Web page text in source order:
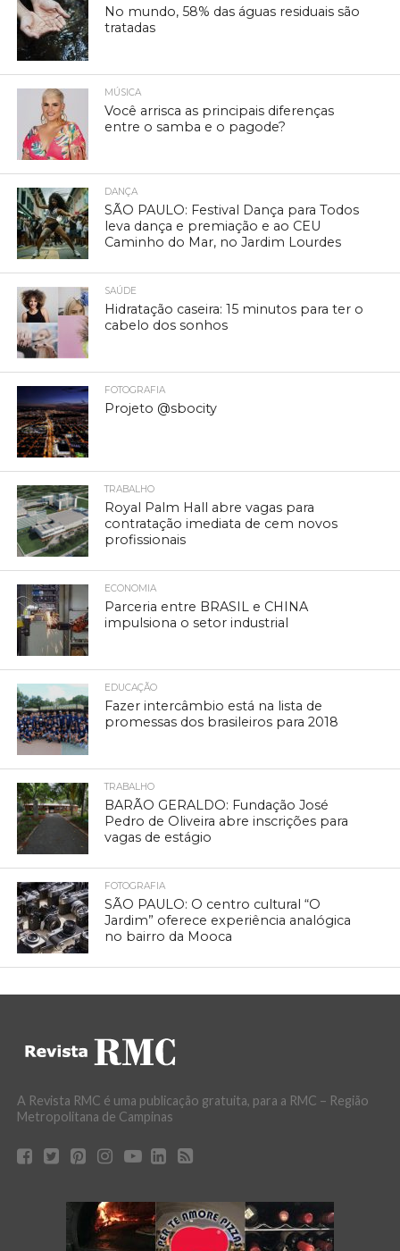
No mundo, 58% das águas residuais são
tratadas
MÚSICA
Você arrisca as principais diferenças
entre o samba e o pagode?
DANÇA
SÃO PAULO: Festival Dança para Todos
leva dança e premiação e ao CEU
Caminho do Mar, no Jardim Lourdes
SAÚDE
Hidratação caseira: 15 minutos para ter o
cabelo dos sonhos
FOTOGRAFIA
Projeto @sbocity
TRABALHO
Royal Palm Hall abre vagas para
contratação imediata de cem novos
profissionais
ECONOMIA
Parceria entre BRASIL e CHINA
impulsiona o setor industrial
EDUCAÇÃO
Fazer intercâmbio está na lista de
promessas dos brasileiros para 2018
TRABALHO
BARÃO GERALDO: Fundação José
Pedro de Oliveira abre inscrições para
vagas de estágio
FOTOGRAFIA
SÃO PAULO: O centro cultural “O
Jardim” oferece experiência analógica
no bairro da Mooca
A Revista RMC é uma publicação gratuita, para a RMC – Região
Metropolitana de Campinas